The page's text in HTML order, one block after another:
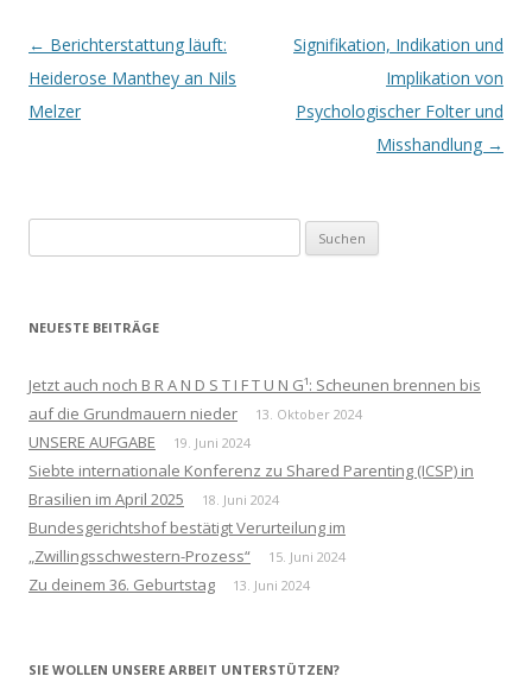
Beitrags-
Navigation
← Berichterstattung läuft:
Heiderose Manthey an Nils
Melzer
Signifikation, Indikation und
Implikation von
Psychologischer Folter und
Misshandlung →
nach:
NEUESTE BEITRÄGE
Jetzt auch noch B R A N D S T I F T U N G¹: Scheunen brennen bis
auf die Grundmauern nieder
13. Oktober 2024
UNSERE AUFGABE 19. Juni 2024
Siebte internationale Konferenz zu Shared Parenting (ICSP) in
Brasilien im April 2025
18. Juni 2024
Bundesgerichtshof bestätigt Verurteilung im
„Zwillingsschwestern-Prozess“
15. Juni 2024
Zu deinem 36. Geburtstag 13. Juni 2024
SIE WOLLEN UNSERE ARBEIT UNTERSTÜTZEN?